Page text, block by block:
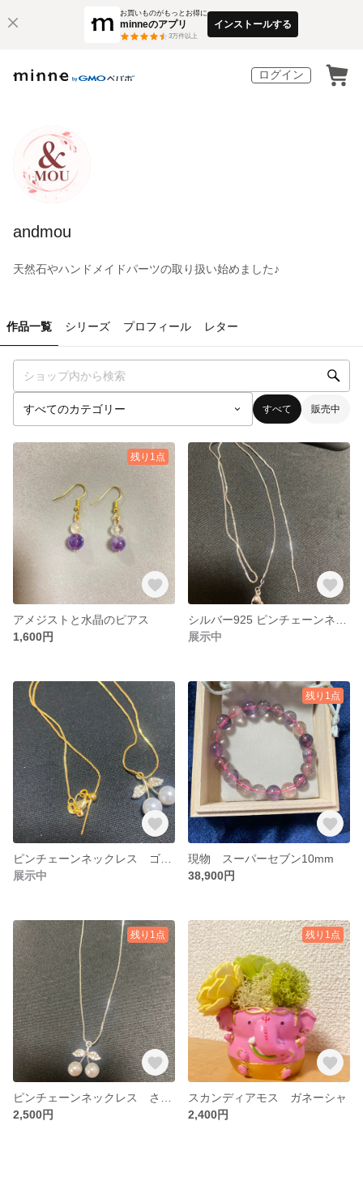
お買いものがもっとお得に
minneのアプリ
3万件以上
インストールする
ログイン
andmou
天然石やハンドメイドパーツの取り扱い始めました♪
作品一覧 シリーズ プロフィール レター
すべて 販売中
残り1点
アメジストと水晶のピアス
1,600円
展示中
展示中
残り1点
現物 スーパーセブン10mm
38,900円
残り1点
2,500円
残り1点
スカンディアモス ガネーシャ
2,400円